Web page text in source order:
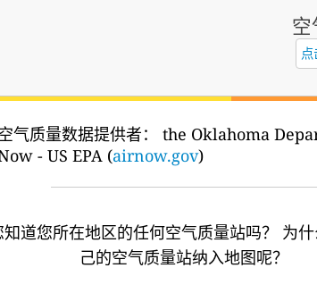
空
气质量数据提供者： the Oklahoma
- US EPA (airnow.gov)
知道您所在地区的任何空气质量站吗？
为
己的空气质量站纳入地图呢？